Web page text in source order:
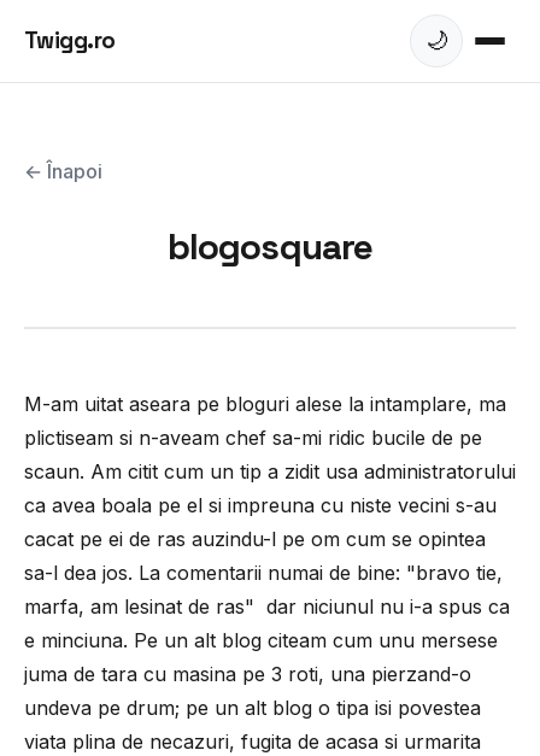
Twigg.ro 🌙
← Înapoi
blogosquare
M-am uitat aseara pe bloguri alese la intamplare, ma
plictiseam si n-aveam chef sa-mi ridic bucile de pe
scaun. Am citit cum un tip a zidit usa administratorului
ca avea boala pe el si impreuna cu niste vecini s-au
cacat pe ei de ras auzindu-l pe om cum se opintea
sa-l dea jos. La comentarii numai de bine: "bravo tie,
marfa, am lesinat de ras" dar niciunul nu i-a spus ca
e minciuna. Pe un alt blog citeam cum unu mersese
juma de tara cu masina pe 3 roti, una pierzand-o
undeva pe drum; pe un alt blog o tipa isi povestea
viata plina de necazuri, fugita de acasa si urmarita